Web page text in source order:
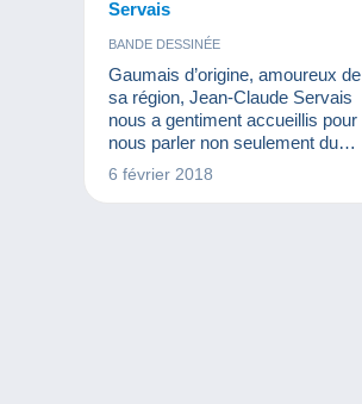
Servais
BANDE DESSINÉE
Gaumais d’origine, amoureux de
sa région, Jean-Claude Servais
nous a gentiment accueillis pour
nous parler non seulement du
splendide diptyque qu’il a réalisé
6 février 2018